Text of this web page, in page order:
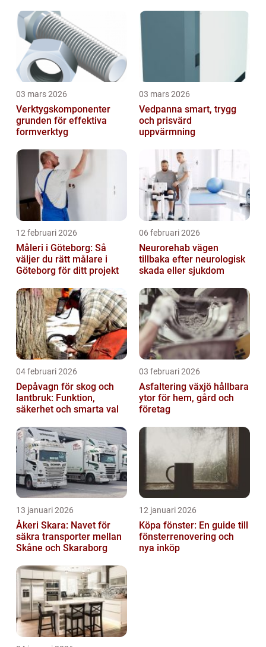
03 mars 2026
Verktygskomponenter
grunden för effektiva
formverktyg
03 mars 2026
Vedpanna smart, trygg
och prisvärd
uppvärmning
12 februari 2026
Måleri i Göteborg: Så
väljer du rätt målare i
Göteborg för ditt projekt
06 februari 2026
Neurorehab vägen
tillbaka efter neurologisk
skada eller sjukdom
04 februari 2026
Depåvagn för skog och
lantbruk: Funktion,
säkerhet och smarta val
03 februari 2026
Asfaltering växjö hållbara
ytor för hem, gård och
företag
13 januari 2026
Åkeri Skara: Navet för
säkra transporter mellan
Skåne och Skaraborg
12 januari 2026
Köpa fönster: En guide till
fönsterrenovering och
nya inköp